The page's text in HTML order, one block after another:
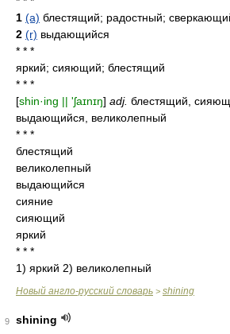
1 (a) блестящий; радостный;
2 (r) выдающийся
* * *
яркий; сияющий; блестящий
* * *
[shin·ing || 'ʃaɪnɪŋ] adj. блестящий,
выдающийся, великолепный
* * *
блестящий
великолепный
выдающийся
сияние
сияющий
яркий
* * *
1) яркий 2) великолепный
Новый англо-русский словарь > shining
9
shining